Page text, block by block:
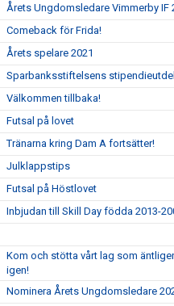
Årets Ungdomsledare Vimmerby IF
Comeback för Frida!
Årets spelare 2021
Sparbanksstiftelsens
Välkommen tillbaka!
Futsal på lovet
Tränarna kring Dam A fortsätter!
Julklappstips
Futsal på Höstlovet
Inbjudan till Skill Day födda 2013-
Kom och stötta vårt lag som
igen!
Nominera Årets Ungdomsledare